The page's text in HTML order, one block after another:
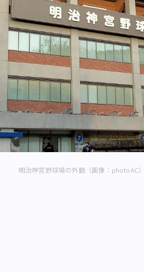
明治神宮野球場の外観（画像：photoAC）